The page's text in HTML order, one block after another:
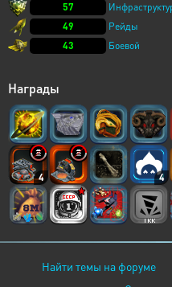
57
49
Рейды
43
Боевой
Награды
4 4
Найти темы на форуме